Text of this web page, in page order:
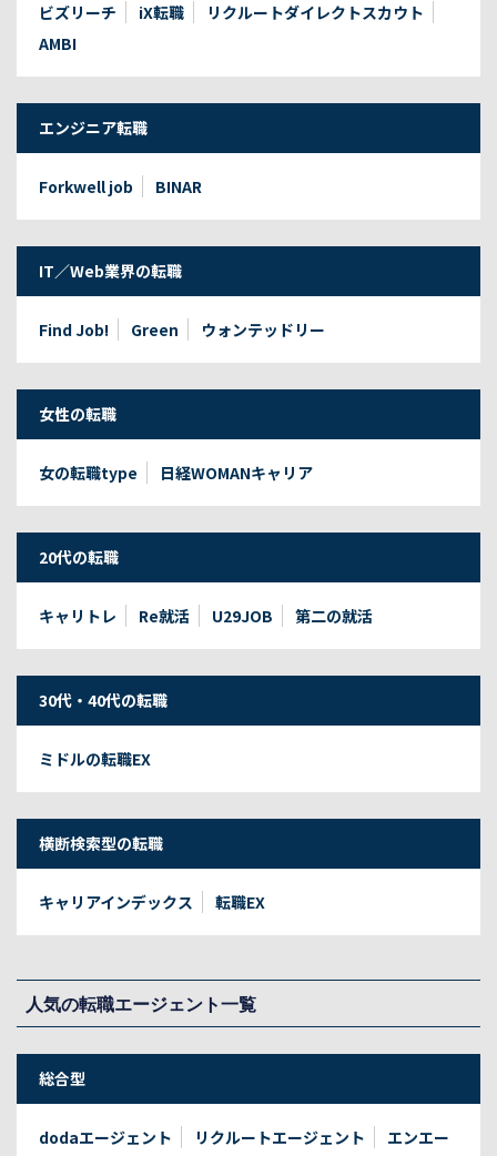
ビズリーチ iX転職
リクルートダイレクトスカウト
AMBI
エンジニア転職
Forkwell job BINAR
IT／Web業界の転職
Find Job! Green ウォンテッドリー
女性の転職
女の転職type 日経WOMANキャリア
20代の転職
キャリトレ Re就活 U29JOB 第二の就活
30代・40代の転職
ミドルの転職EX
横断検索型の転職
キャリアインデックス 転職EX
人気の転職エージェント一覧
総合型
dodaエージェント リクルートエージェント
エンエー